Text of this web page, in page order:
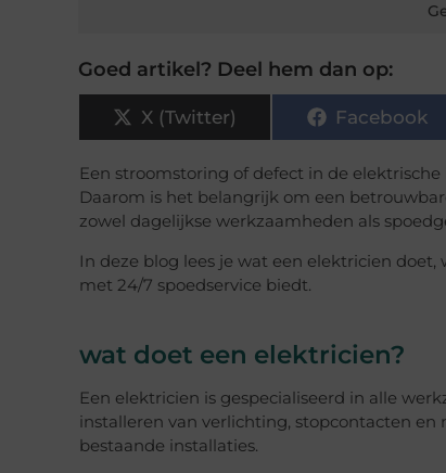
Goed artikel? Deel hem dan op:
X (Twitter) Facebook
Een stroomstoring of defect in de
Daarom is het belangrijk om een
zowel dagelijkse werkzaamheden als
In deze blog lees je wat een elektricien
met 24/7 spoedservice biedt.
wat doet een elektricien?
Een elektricien is gespecialiseerd in alle
installeren van verlichting, stopcontacten
bestaande installaties.